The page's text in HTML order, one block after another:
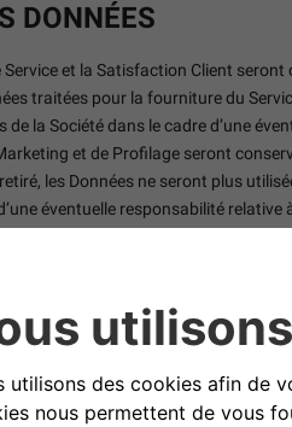
DONNÉES
et la Satisfaction Client
traitées pour la fourniture du
la Société dans le cadre d’une
et de Profilage seront
les Données ne seront plus
éventuelle responsabilité
de la Société la confirmation que
signifie le droit d'obtenir la